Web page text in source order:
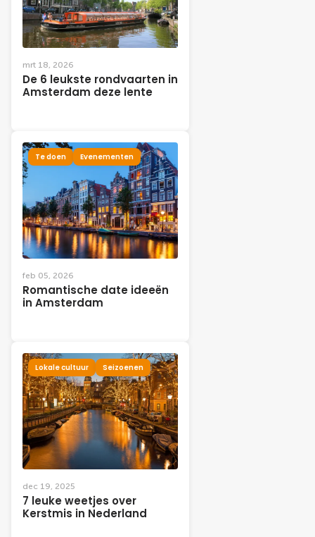
mrt 18, 2026
De 6 leukste rondvaarten in
Amsterdam deze lente
Te doen Evenementen
feb 05, 2026
Romantische date ideeën
in Amsterdam
Lokale cultuur Seizoenen
dec 19, 2025
7 leuke weetjes over
Kerstmis in Nederland